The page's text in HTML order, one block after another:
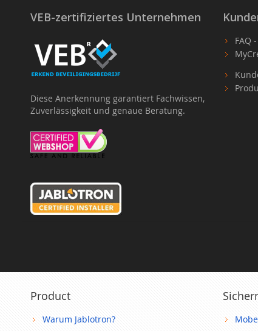
VEB-zertifiziertes Unternehmen
Diese Anerkennung garantiert Fachwissen,
Zuverlässigkeit und genaue Beratung.
FAQ
Product
Warum Jablotron?